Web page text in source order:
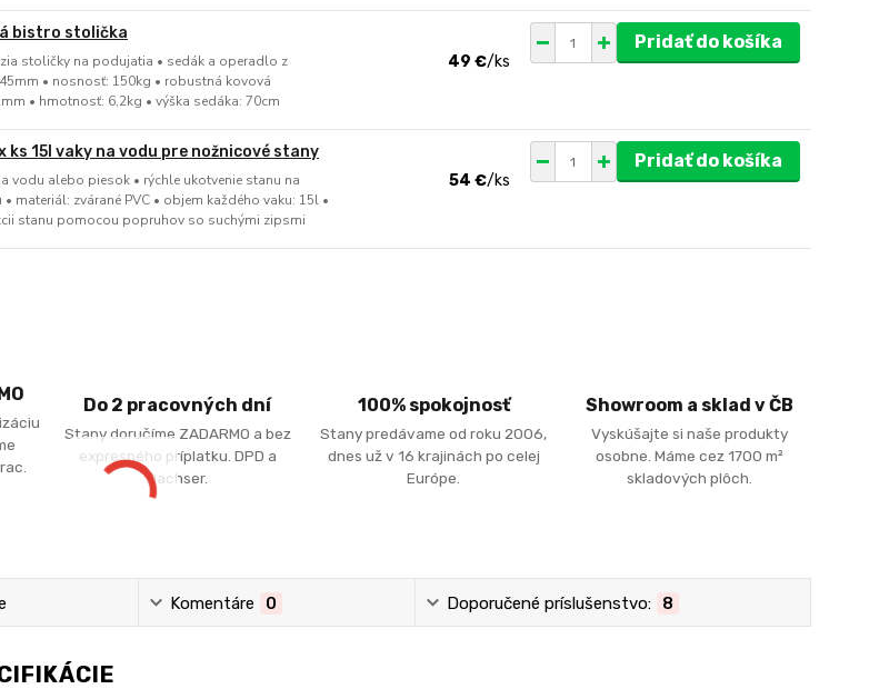
bistro stolička
stoličky na podujatia • sedák a operadlo z
• nosnosť: 150kg • robustná kovová
• hmotnosť: 6,2kg • výška sedáka: 70cm
49 €/ks
Pridať do košíka
ks 15l vaky na vodu pre nožnicové stany
vodu alebo piesok • rýchle ukotvenie stanu na
materiál: zvárané PVC • objem každého vaku: 15l •
stanu pomocou popruhov so suchými zipsmi
54 €/ks
Pridať do košíka
Do 2 pracovných dní
Stany doručíme ZADARMO a bez
expresného príplatku. DPD a
Dachser.
100% spokojnosť
Stany predávame od roku 2006,
dnes už v 16 krajinách po celej
Európe.
Showroom a sklad v ČB
Vyskúšajte si naše produkty
osobne. Máme cez 1700 m²
skladových plôch.
Komentáre 0 Doporučené príslušenstvo: 8